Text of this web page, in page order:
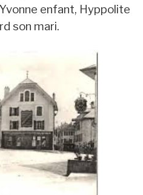
enfant, Hyppolite
son mari.